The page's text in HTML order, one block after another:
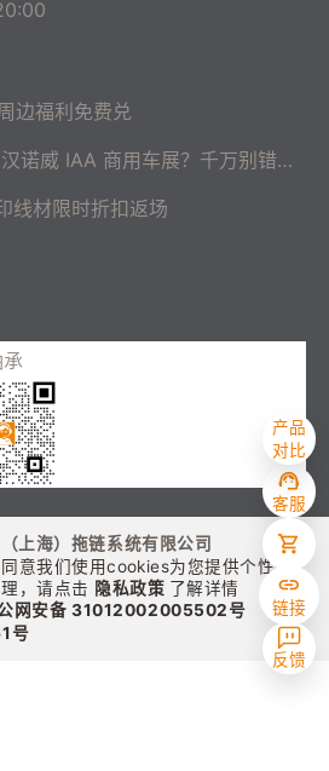
边福利免费兑
诺威 IAA 商用车展？千万别错过
线材限时折扣返场
上海）拖链系统有限公司
意我们使用cookies为您提供个性化
，请点击 隐私政策 了解详情
网安备 31012002005502号
号
产品
对比
客服
链接
反馈